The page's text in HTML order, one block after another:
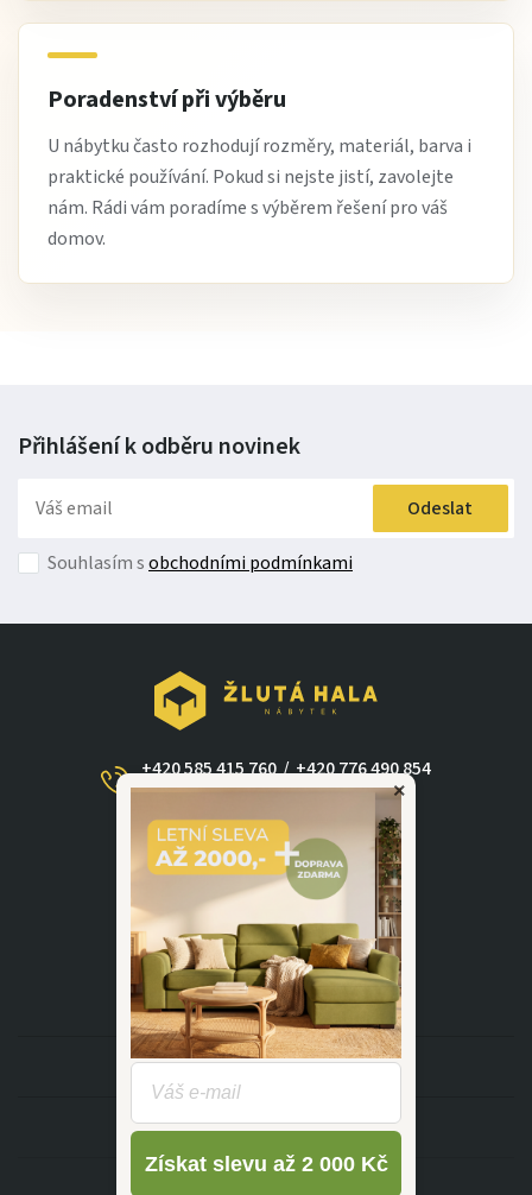
Poradenství při výběru
U nábytku často rozhodují rozměry, materiál, barva i
praktické používání. Pokud si nejste jistí, zavolejte
nám. Rádi vám poradíme s výběrem řešení pro váš
domov.
Přihlášení k odběru novinek
Odeslat
Souhlasím sobchodními podmínkami
+420 585 415 760 / +420 776 490 854
dotazy@zlutahala.cz
KATEGORIE
INFORMACE
×
Získat slevu až 2 000 Kč